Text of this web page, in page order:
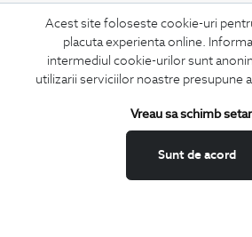
Acest site foloseste cookie-uri
placuta experienta online.
intermediul cookie-urilor sunt
utilizarii serviciilor noastre presupune
Sunt de acord
Vreau sa schimb
CONCIERGE
Termeni si conditii
Schimburi si retur
ANPC